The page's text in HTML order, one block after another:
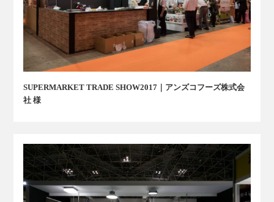
SUPERMARKET TRADE SHOW2017｜アンズコフーズ株式会
社 様